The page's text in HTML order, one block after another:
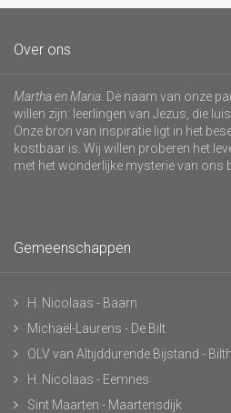
Over ons
Martha en Maria . De naam van onze
willen zijn: leerlingen van Jezus, die
Onze bron van inspiratie ligt in het
kostbaar is. Wij willen proberen het
met het wonderlijke mysterie van ons
Gemeenschappen
H. Nicolaas - Baarn
Michaël-Laurens - De Bilt
OLV van Altijddurende Bijstand -
H. Nicolaas - Eemnes
Sint Maarten - Maartensdijk